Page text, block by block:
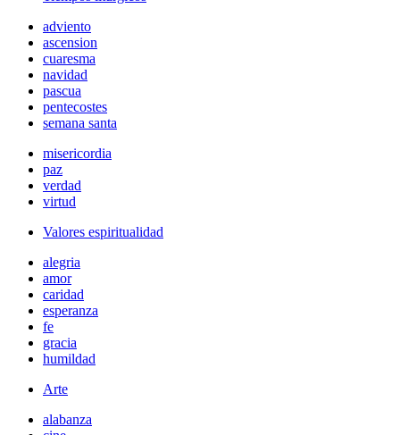
adviento
ascension
cuaresma
navidad
pascua
pentecostes
semana santa
misericordia
paz
verdad
virtud
Valores espiritualidad
alegria
amor
caridad
esperanza
fe
gracia
humildad
Arte
alabanza